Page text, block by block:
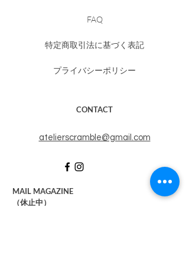
FAQ
特定商取引法に基づく表記
プライバシーポリシー
CONTACT
​atelierscramble@gmail.com
MAIL MAGAZINE
​（休止中）